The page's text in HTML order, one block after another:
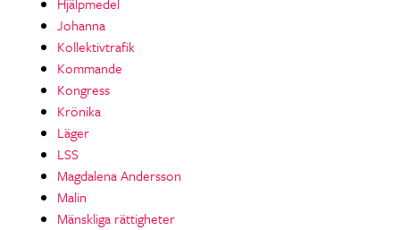
Johanna
Kollektivtrafik
Kommande
Kongress
Krönika
Läger
LSS
Magdalena Andersson
Malin
Mänskliga rättigheter